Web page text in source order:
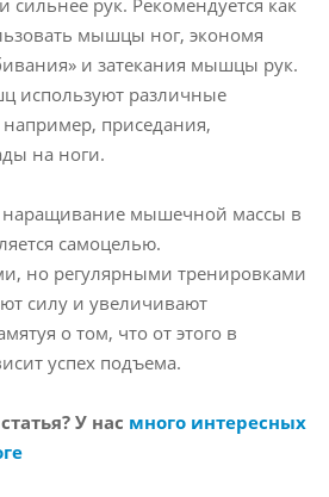
мышцы ног, экономя
и затекания мышцы рук.
используют различные
приседания,
на ноги.
наращивание мышечной массы в
самоцелью.
но регулярными тренировками
силу и увеличивают
о том, что от этого в
успех подъема.
У нас много интересных